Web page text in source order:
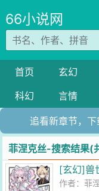
66小说网
首页 玄幻
科幻
言情
追看新章节，
菲涅克丝-搜索结果(
[玄幻]兽
作者：菲